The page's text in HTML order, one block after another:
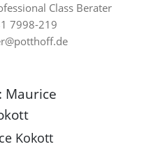
Class Berater
7998-219
Kokott